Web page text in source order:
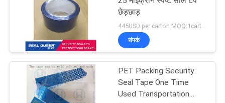
छेड़छाड़
संपर्क
PET Packing Security
Seal Tape One Time
Used Transportation